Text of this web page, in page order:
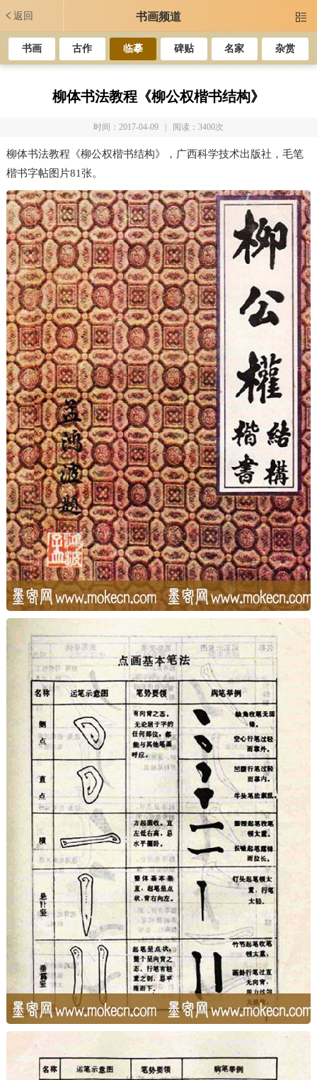
返回 书画频道 
书画 古作 临摹 碑贴 名家 杂赏
柳体书法教程《柳公权楷书结构》
时间：2017-04-09 | 阅读：3400次
柳体书法教程《柳公权楷书结构》，广西科学技术出版社，毛笔
楷书字帖图片81张。